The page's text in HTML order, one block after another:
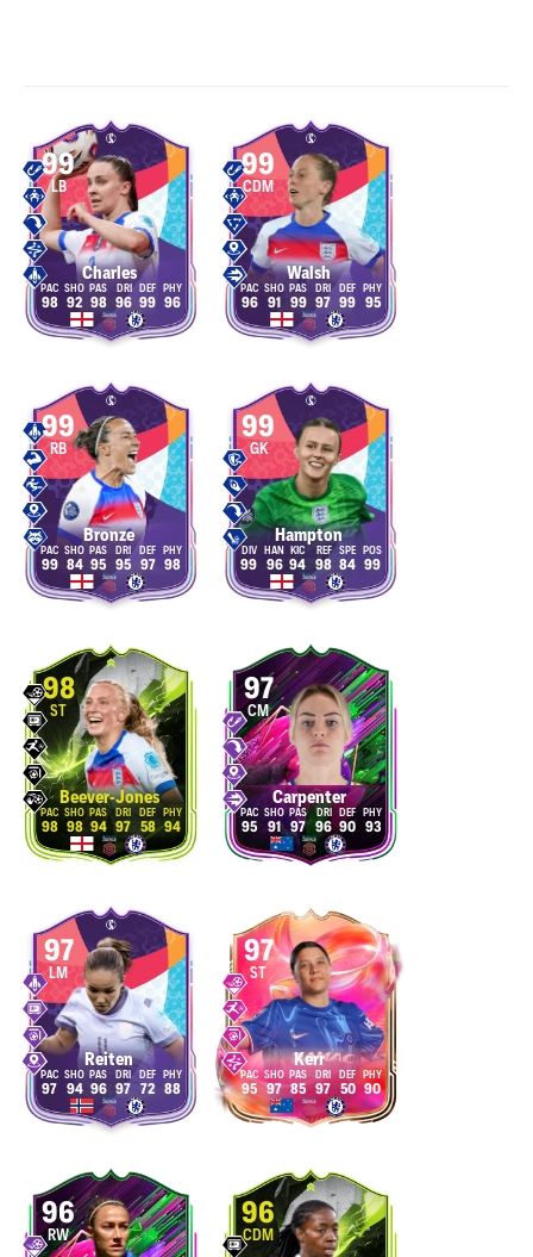
99
LB
Charles
98 92 98 96 99 96
99
CDM
Walsh
96 91 99 97 99 95
99
RB
Bronze
99 84 95 95 97 98
99
GK
Hampton
99 96 94 98 84 99
98
ST
Beever-Jones
98 98 94 97 58 94
97
CM
Carpenter
95 91 97 96 90 93
97
LM
Reiten
97 94 96 97 72 88
97
ST
Kerr
95 97 85 97 50 90
96
RW
96
CDM